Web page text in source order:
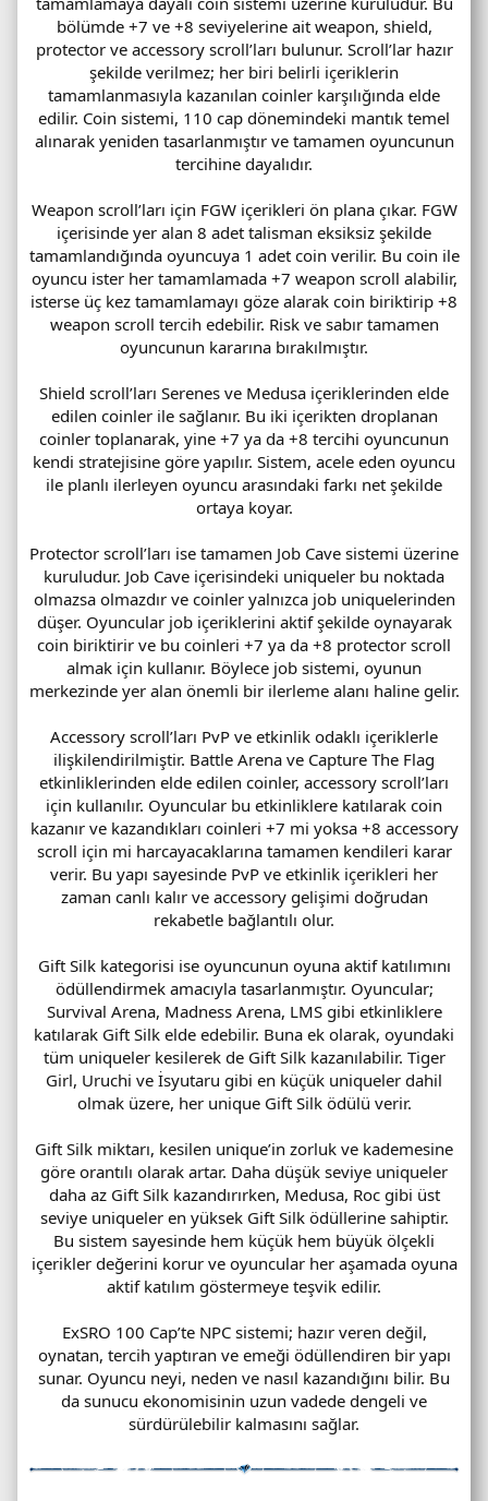
bölümde +7 ve +8 seviyelerine ait weapon, shield,
protector ve accessory scroll’ları bulunur. Scroll’lar hazır
şekilde verilmez; her biri belirli içeriklerin
tamamlanmasıyla kazanılan coinler karşılığında elde
edilir. Coin sistemi, 110 cap dönemindeki mantık temel
alınarak yeniden tasarlanmıştır ve tamamen oyuncunun
tercihine dayalıdır.
Weapon scroll’ları için FGW içerikleri ön plana çıkar. FGW
içerisinde yer alan 8 adet talisman eksiksiz şekilde
tamamlandığında oyuncuya 1 adet coin verilir. Bu coin ile
oyuncu ister her tamamlamada +7 weapon scroll alabilir,
isterse üç kez tamamlamayı göze alarak coin biriktirip +8
weapon scroll tercih edebilir. Risk ve sabır tamamen
oyuncunun kararına bırakılmıştır.
Shield scroll’ları Serenes ve Medusa içeriklerinden elde
edilen coinler ile sağlanır. Bu iki içerikten droplanan
coinler toplanarak, yine +7 ya da +8 tercihi oyuncunun
kendi stratejisine göre yapılır. Sistem, acele eden oyuncu
ile planlı ilerleyen oyuncu arasındaki farkı net şekilde
ortaya koyar.
Protector scroll’ları ise tamamen Job Cave sistemi üzerine
kuruludur. Job Cave içerisindeki uniqueler bu noktada
olmazsa olmazdır ve coinler yalnızca job uniquelerinden
düşer. Oyuncular job içeriklerini aktif şekilde oynayarak
coin biriktirir ve bu coinleri +7 ya da +8 protector scroll
almak için kullanır. Böylece job sistemi, oyunun
merkezinde yer alan önemli bir ilerleme alanı haline gelir.
Accessory scroll’ları PvP ve etkinlik odaklı içeriklerle
ilişkilendirilmiştir. Battle Arena ve Capture The Flag
etkinliklerinden elde edilen coinler, accessory scroll’ları
için kullanılır. Oyuncular bu etkinliklere katılarak coin
kazanır ve kazandıkları coinleri +7 mi yoksa +8 accessory
scroll için mi harcayacaklarına tamamen kendileri karar
verir. Bu yapı sayesinde PvP ve etkinlik içerikleri her
zaman canlı kalır ve accessory gelişimi doğrudan
rekabetle bağlantılı olur.
Gift Silk kategorisi ise oyuncunun oyuna aktif katılımını
ödüllendirmek amacıyla tasarlanmıştır. Oyuncular;
Survival Arena, Madness Arena, LMS gibi etkinliklere
katılarak Gift Silk elde edebilir. Buna ek olarak, oyundaki
tüm uniqueler kesilerek de Gift Silk kazanılabilir. Tiger
Girl, Uruchi ve İsyutaru gibi en küçük uniqueler dahil
olmak üzere, her unique Gift Silk ödülü verir.
Gift Silk miktarı, kesilen unique’in zorluk ve kademesine
göre orantılı olarak artar. Daha düşük seviye uniqueler
daha az Gift Silk kazandırırken, Medusa, Roc gibi üst
seviye uniqueler en yüksek Gift Silk ödüllerine sahiptir.
Bu sistem sayesinde hem küçük hem büyük ölçekli
içerikler değerini korur ve oyuncular her aşamada oyuna
aktif katılım göstermeye teşvik edilir.
ExSRO 100 Cap’te NPC sistemi; hazır veren değil,
oynatan, tercih yaptıran ve emeği ödüllendiren bir yapı
sunar. Oyuncu neyi, neden ve nasıl kazandığını bilir. Bu
da sunucu ekonomisinin uzun vadede dengeli ve
sürdürülebilir kalmasını sağlar.